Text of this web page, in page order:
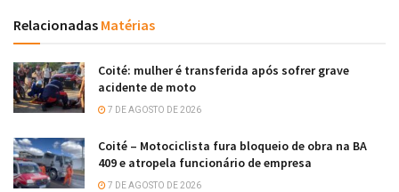
Relacionadas Matérias
Coité: mulher é transferida após sofrer grave
acidente de moto
7 DE AGOSTO DE 2026
Coité – Motociclista fura bloqueio de obra na BA
409 e atropela funcionário de empresa
7 DE AGOSTO DE 2026